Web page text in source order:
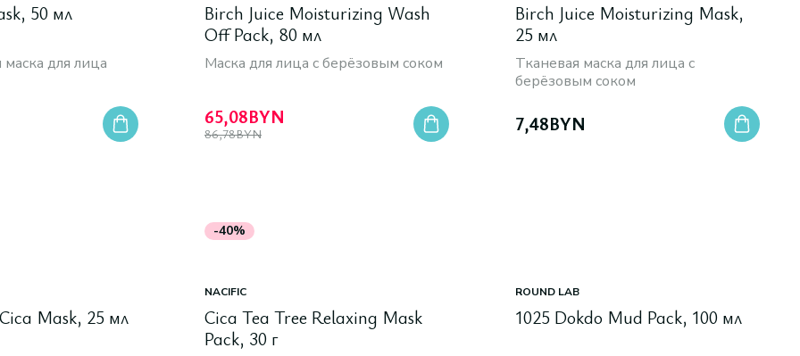
50 мл
для лица
Birch Juice Moisturizing Wash
Off Pack, 80 мл
Маска для лица с берёзовым соком
65,08BYN
86,78BYN
Birch Juice Moisturizing Mask,
25 мл
Тканевая маска для лица с
берёзовым соком
7,48BYN
Mask, 25 мл
-40%
NACIFIC
Cica Tea Tree Relaxing Mask
Pack, 30 г
ROUND LAB
1025 Dokdo Mud Pack, 100 мл